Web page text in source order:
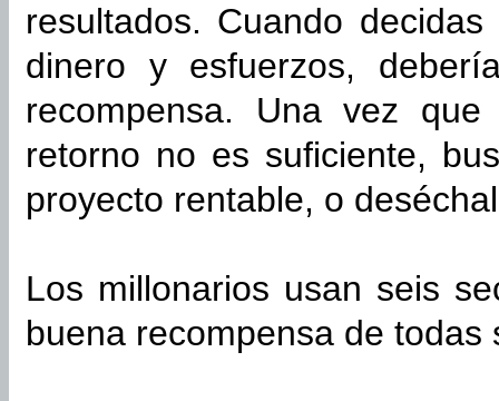
resultados. Cuando
dinero y esfuerzos,
recompensa. Una vez
retorno no es suficiente,
proyecto rentable, o
Los millonarios usan seis
buena recompensa de todas